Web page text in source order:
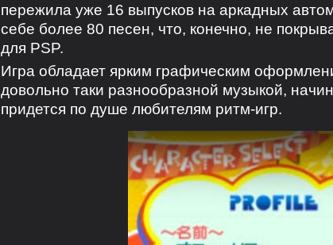
пережила уже 16 выпусков на аркадных
себе более 80 песен, что, конечно, не
для PSP.
Игра обладает ярким графическим
довольно таки разнообразной музыкой,
придется по душе любителям ритм-игр.